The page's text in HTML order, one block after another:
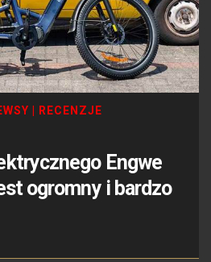
RECENZJE
Engwe
ogromny i bardzo